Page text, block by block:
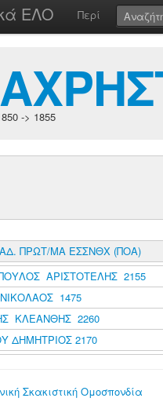
ΕΛΟ Περί
-> 1855
ΠΡΩΤ/ΜΑ ΕΣΣΝΘΧ (ΠΟΑ)
ΑΡΙΣΤΟΤΕΛΗΣ 2155
1475
ΚΛΕΑΝΘΗΣ 2260
ΔΗΜΗΤΡΙΟΣ 2170
Σκακιστική Ομοσπονδία